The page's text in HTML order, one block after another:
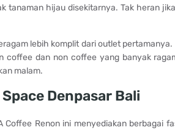
tanaman hijau disekitarnya. Tak heran
lebih komplit dari outlet pertamanya.
coffee dan non coffee yang banyak
malam.
Denpasar Bali
Renon ini menyediakan berbagai